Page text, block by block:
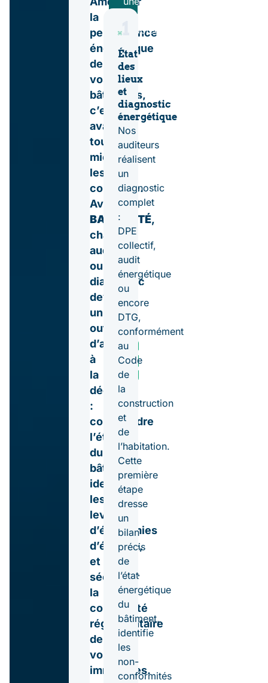
la
performance
énergétique
de
vos
bâtiments,
c’est
avant
tout
mieux
les
connaître.
Avec
BATISANTÉ,
chaque
audit
ou
diagnostic
devient
un
outil
d’aide
à
la
décision
:
comprendre
l’état
du
bâti,
identifier
les
leviers
d’économies
d’énergie,
et
sécuriser
la
conformité
réglementaire
de
vos
immeubles.
solution
adaptée
vos
contraintes
techniques,
réglementaires
et
sanitaires.
BATISANTÉ
vous
accompagne
du
diagnostic
l’intervention,
avec
des
prestations
fiables,
rapides
et
certifiées.
Demander
un devis
Déclarer
une
urgence
État
des
lieux
et
diagnostic
énergétique
Nos
auditeurs
réalisent
un
diagnostic
complet
:
DPE
collectif,
audit
énergétique
ou
encore
DTG,
conformément
au
Code
de
la
construction
et
de
l’habitation.
Cette
première
étape
dresse
un
bilan
précis
de
l’état
énergétique
du
bâtiment,
identifie
les
non-
conformités